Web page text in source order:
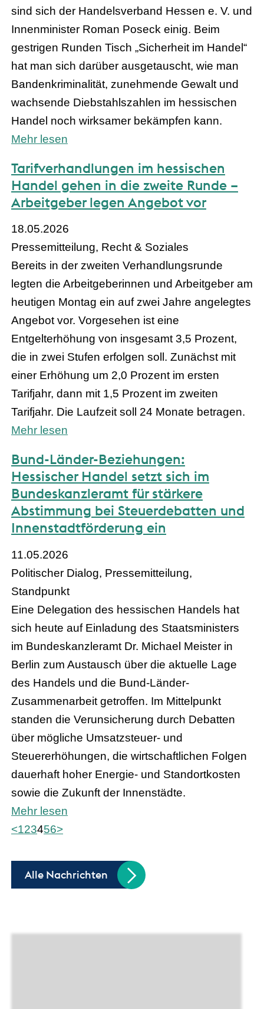
sind sich der Handelsverband Hessen e. V. und
Innenminister Roman Poseck einig. Beim
gestrigen Runden Tisch „Sicherheit im Handel“
hat man sich darüber ausgetauscht, wie man
Bandenkriminalität, zunehmende Gewalt und
wachsende Diebstahlszahlen im hessischen
Handel noch wirksamer bekämpfen kann.
Mehr lesen
Tarifverhandlungen im hessischen
Handel gehen in die zweite Runde –
Arbeitgeber legen Angebot vor
18.05.2026
Pressemitteilung, Recht & Soziales
Bereits in der zweiten Verhandlungsrunde
legten die Arbeitgeberinnen und Arbeitgeber am
heutigen Montag ein auf zwei Jahre angelegtes
Angebot vor. Vorgesehen ist eine
Entgelterhöhung von insgesamt 3,5 Prozent,
die in zwei Stufen erfolgen soll. Zunächst mit
einer Erhöhung um 2,0 Prozent im ersten
Tarifjahr, dann mit 1,5 Prozent im zweiten
Tarifjahr. Die Laufzeit soll 24 Monate betragen.
Mehr lesen
Bund-Länder-Beziehungen:
Hessischer Handel setzt sich im
Bundeskanzleramt für stärkere
Abstimmung bei Steuerdebatten und
Innenstadtförderung ein
11.05.2026
Politischer Dialog, Pressemitteilung,
Standpunkt
Eine Delegation des hessischen Handels hat
sich heute auf Einladung des Staatsministers
im Bundeskanzleramt Dr. Michael Meister in
Berlin zum Austausch über die aktuelle Lage
des Handels und die Bund-Länder-
Zusammenarbeit getroffen. Im Mittelpunkt
standen die Verunsicherung durch Debatten
über mögliche Umsatzsteuer- und
Steuererhöhungen, die wirtschaftlichen Folgen
dauerhaft hoher Energie- und Standortkosten
sowie die Zukunft der Innenstädte.
Mehr lesen
<123456>
Alle Nachrichten